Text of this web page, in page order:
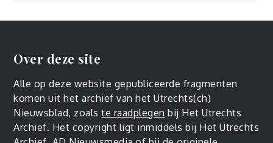
Over deze site
Alle op deze website gepubliceerde fragmenten
komen uit het archief van het Utrechts(ch)
Nieuwsblad, zoalste raadplegen bij Het Utrechts
Archief. Het copyright ligt inmiddels bij Het Utrechts